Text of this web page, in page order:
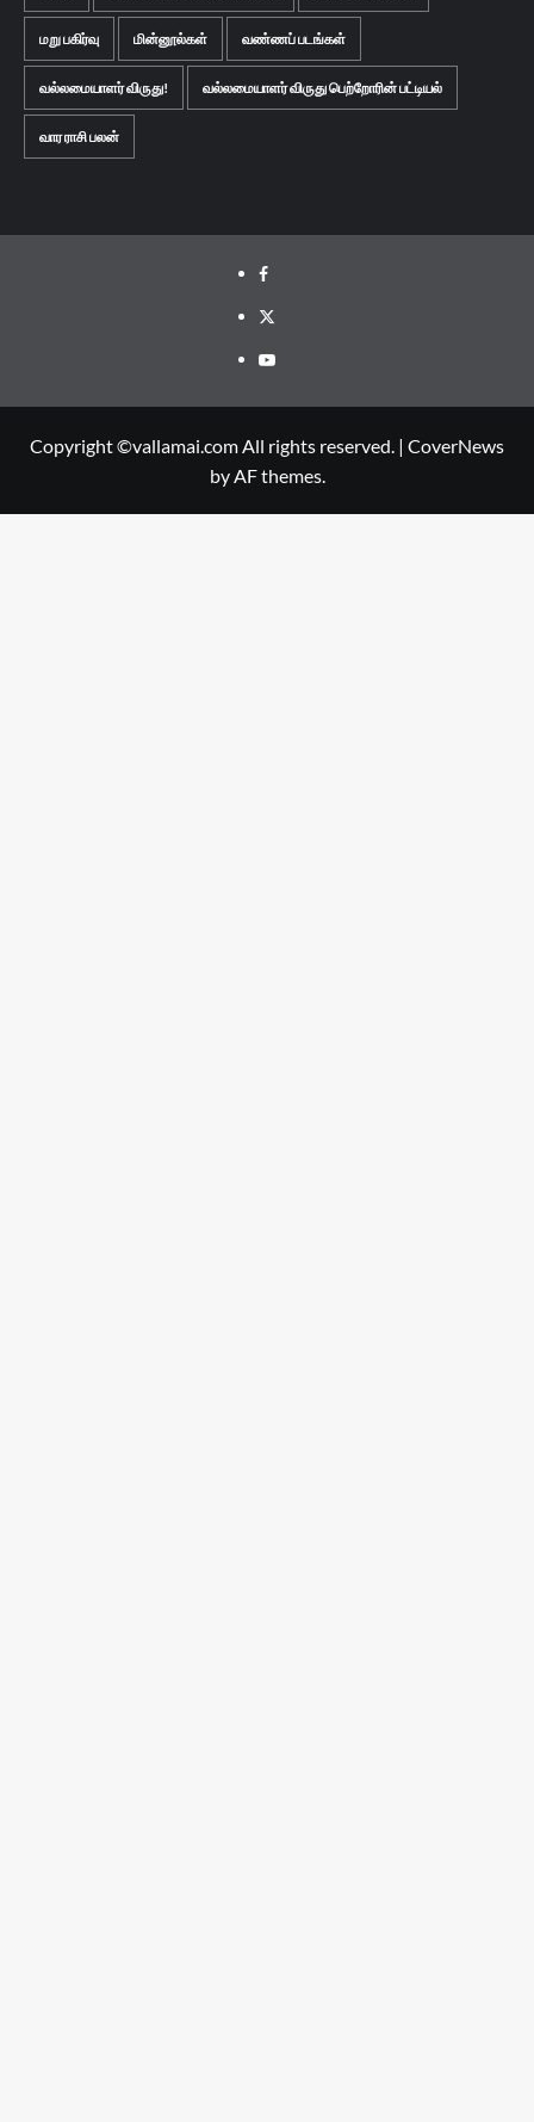
மறு பகிர்வு மின்னூல்கள் வண்ணப் படங்கள்
வல்லமையாளர் விருது! வல்லமையாளர் விருது பெற்றோரின் பட்டியல்
வார ராசி பலன்
Facebook
Twitter
Youtube
Copyright ©vallamai.com All rights reserved. | CoverNews
by AF themes.